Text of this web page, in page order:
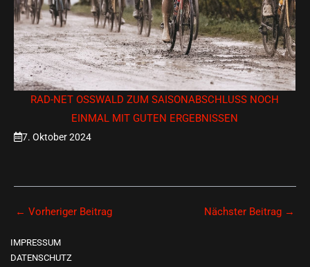
RAD-NET OSSWALD ZUM SAISONABSCHLUSS NOCH E
INMAL MIT GUTEN ERGEBNISSEN
7. Oktober 2024
← Vorheriger Beitrag Nächster Beitrag →
IMPRESSUM
DATENSCHUTZ